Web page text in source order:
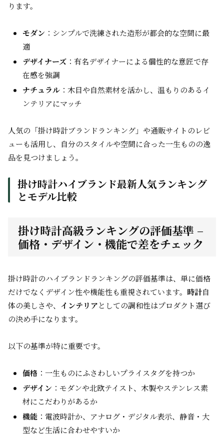
ります。
モダン ：シンプルで洗練された造形が都会的な空間に最
適
デザイナーズ ：有名デザイナーによる個性的な意匠で存
在感を強調
ナチュラル ：木目や自然素材を活かし、温もりのあるイ
ンテリアにマッチ
人気の「掛け時計ブランドランキング」や通販サイトのレビ
ューも活用し、自分のスタイルや空間に合った一生ものの逸
品を見つけましょう。
掛け時計ハイブランド最新人気ランキング
とモデル比較
掛け時計高級ランキングの評価基準 –
価格・デザイン・機能で差をチェック
掛け時計のハイブランドランキングの評価基準は、単に価格
だけでなくデザイン性や機能性も重視されています。 時計自
体の美しさや、 インテリアとしての調和性はプロダクト選び
の決め手になります。
以下の基準が特に重要です。
価格 ：一生ものにふさわしいプライスタグを持つか
デザイン ：モダンや北欧テイスト、木製やステンレス素
材にこだわりがあるか
機能 ：電波時計か、アナログ・デジタル表示、静音・大
型など生活に合わせやすいか